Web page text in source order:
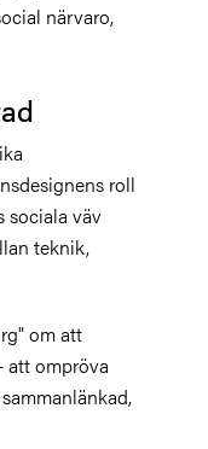
närvaro,
roll
sociala väv
teknik,
om att
att ompröva